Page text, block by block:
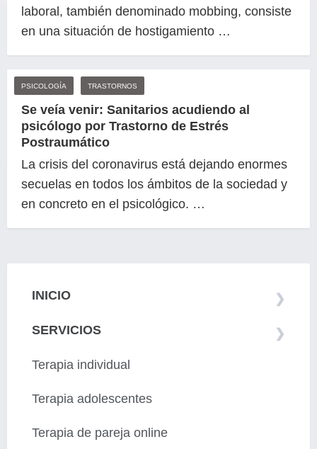
laboral, también denominado mobbing, consiste
en una situación de hostigamiento …
PSICOLOGÍA TRASTORNOS
Se veía venir: Sanitarios acudiendo al
psicólogo por Trastorno de Estrés
Postraumático
La crisis del coronavirus está dejando enormes
secuelas en todos los ámbitos de la sociedad y
en concreto en el psicológico. …
INICIO
SERVICIOS
Terapia individual
Terapia adolescentes
Terapia de pareja online